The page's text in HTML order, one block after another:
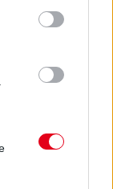
mellett
aki